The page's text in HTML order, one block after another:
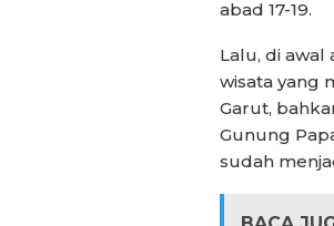
abad 17-19.
Lalu, di
wisata yang
Garut,
Gunung
sudah